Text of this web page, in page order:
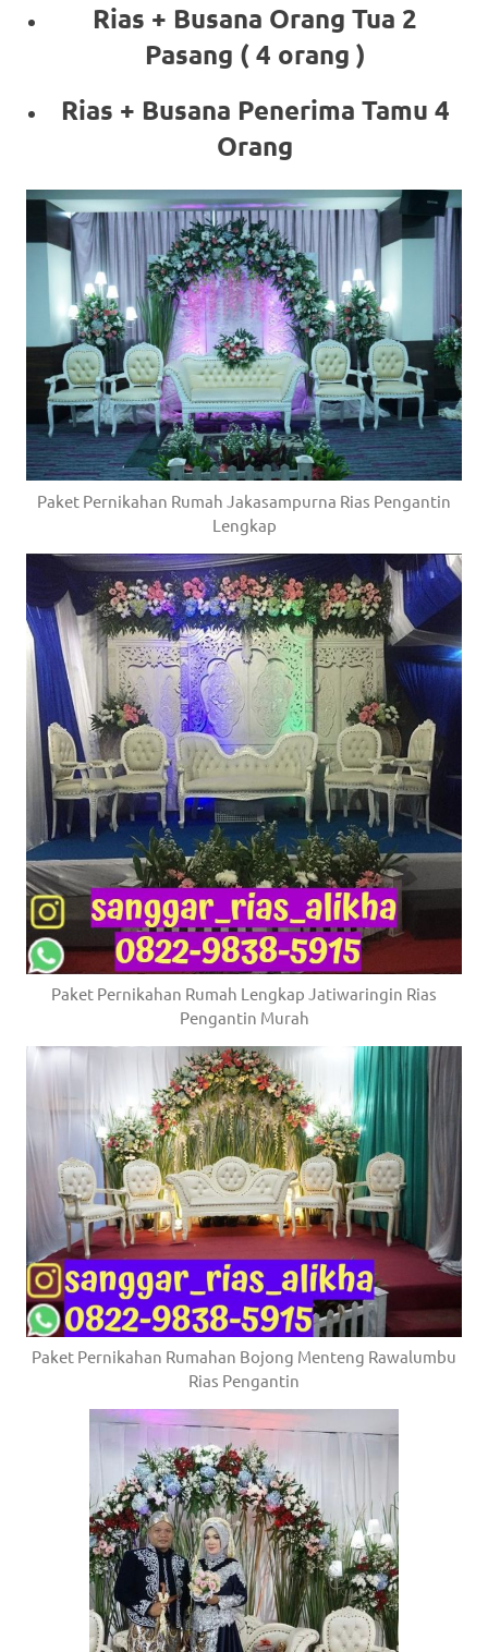
Rias + Busana Orang Tua 2
Pasang ( 4 orang )
Rias + Busana Penerima Tamu 4
Orang
Paket Pernikahan Rumah Jakasampurna Rias Pengantin
Lengkap
Paket Pernikahan Rumah Lengkap Jatiwaringin Rias
Pengantin Murah
Paket Pernikahan Rumahan Bojong Menteng Rawalumbu
Rias Pengantin